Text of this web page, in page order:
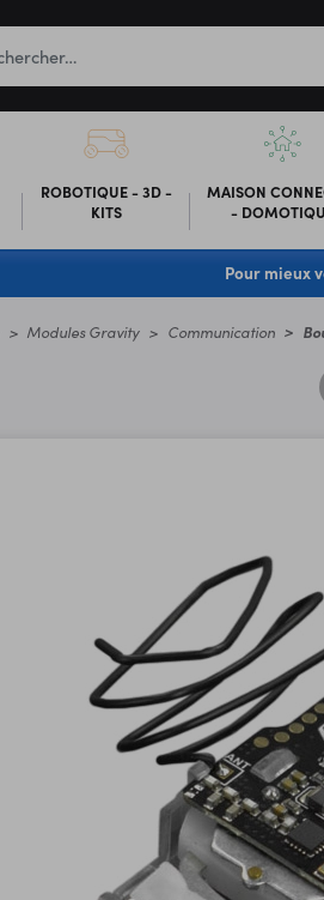
ROBOTIQUE - 3D -
KITS
MAISON
-
Pour mieux
Modules Gravity Communication